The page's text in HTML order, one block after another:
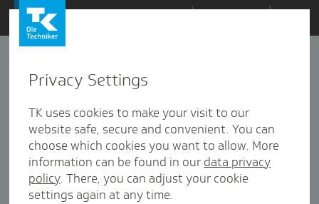
Zum
Inhalt
springen
10 Artikel in dieser Kategorie enthalten
Sortieren nach: Datum Popularität
Privacy Settings
TK uses cookies to make your visit to our
website safe, secure and convenient. You can
choose which cookies you want to allow. More
information can be found in our data privacy
policy. There, you can adjust your cookie
settings again at any time.